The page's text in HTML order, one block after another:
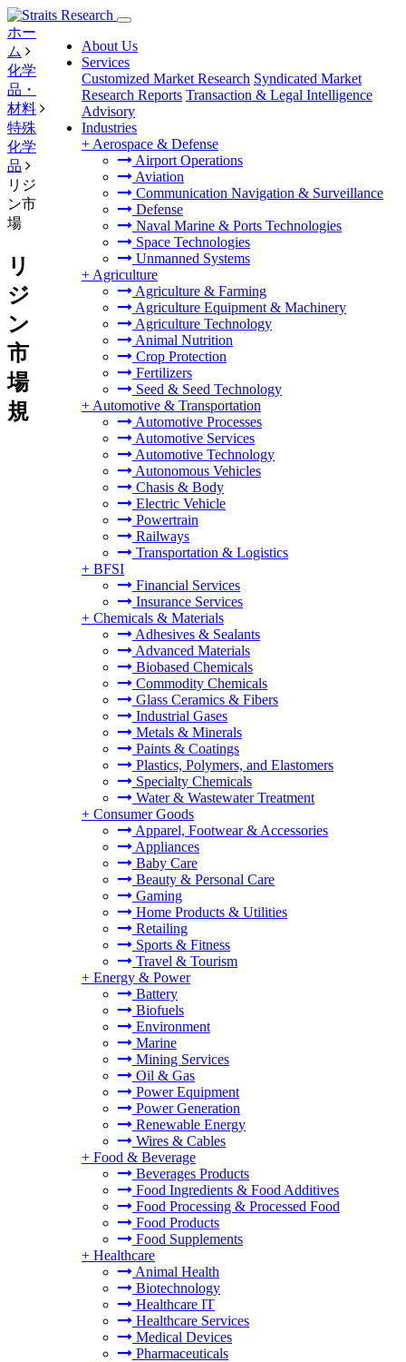
About Us
Services
Customized Market Research Syndicated Market
Research Reports Transaction & Legal Intelligence
Advisory
Industries
+ Aerospace & Defense
Airport Operations
Aviation
Communication Navigation & Surveillance
Defense
Naval Marine & Ports Technologies
Space Technologies
Unmanned Systems
+ Agriculture
Agriculture & Farming
Agriculture Equipment & Machinery
Agriculture Technology
Animal Nutrition
Crop Protection
Fertilizers
Seed & Seed Technology
+ Automotive & Transportation
Automotive Processes
Automotive Services
Automotive Technology
Autonomous Vehicles
Chasis & Body
Electric Vehicle
Powertrain
Railways
Transportation & Logistics
+ BFSI
Financial Services
Insurance Services
+ Chemicals & Materials
Adhesives & Sealants
Advanced Materials
Biobased Chemicals
Commodity Chemicals
Glass Ceramics & Fibers
Industrial Gases
Metals & Minerals
Paints & Coatings
Plastics, Polymers, and Elastomers
Specialty Chemicals
Water & Wastewater Treatment
+ Consumer Goods
Apparel, Footwear & Accessories
Appliances
Baby Care
Beauty & Personal Care
Gaming
Home Products & Utilities
Retailing
Sports & Fitness
Travel & Tourism
+ Energy & Power
Battery
Biofuels
Environment
Marine
Mining Services
Oil & Gas
Power Equipment
Power Generation
Renewable Energy
Wires & Cables
+ Food & Beverage
Beverages Products
Food Ingredients & Food Additives
Food Processing & Processed Food
Food Products
Food Supplements
+ Healthcare
Animal Health
Biotechnology
Healthcare IT
Healthcare Services
Medical Devices
Pharmaceuticals
ホー
ム
化学
品・
材料
特殊
化学
品
リジ
ン市
場
リ
ジ
ン
市
場
規